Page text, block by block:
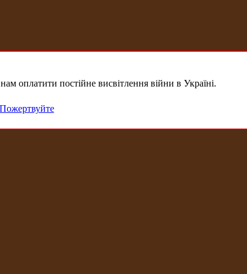
оплатити постійне висвітлення війни в Україні.
Пожертвуйте